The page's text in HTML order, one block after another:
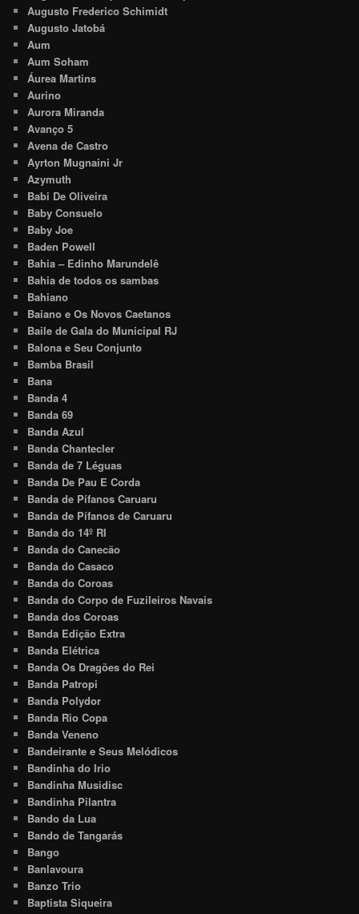
Augusto Frederico Schimidt
Augusto Jatobá
Aum
Aum Soham
Áurea Martins
Aurino
Aurora Miranda
Avanço 5
Avena de Castro
Ayrton Mugnaini Jr
Azymuth
Babi De Oliveira
Baby Consuelo
Baby Joe
Baden Powell
Bahia – Edinho Marundelê
Bahia de todos os sambas
Bahiano
Baiano e Os Novos Caetanos
Baile de Gala do Municipal RJ
Balona e Seu Conjunto
Bamba Brasil
Bana
Banda 4
Banda 69
Banda Azul
Banda Chantecler
Banda de 7 Léguas
Banda De Pau E Corda
Banda de Pífanos Caruaru
Banda de Pífanos de Caruaru
Banda do 14º RI
Banda do Canecão
Banda do Casaco
Banda do Coroas
Banda do Corpo de Fuzileiros Navais
Banda dos Coroas
Banda Edição Extra
Banda Elétrica
Banda Os Dragões do Rei
Banda Patropi
Banda Polydor
Banda Rio Copa
Banda Veneno
Bandeirante e Seus Melódicos
Bandinha do Irio
Bandinha Musidisc
Bandinha Pilantra
Bando da Lua
Bando de Tangarás
Bango
Banlavoura
Banzo Trio
Baptista Siqueira